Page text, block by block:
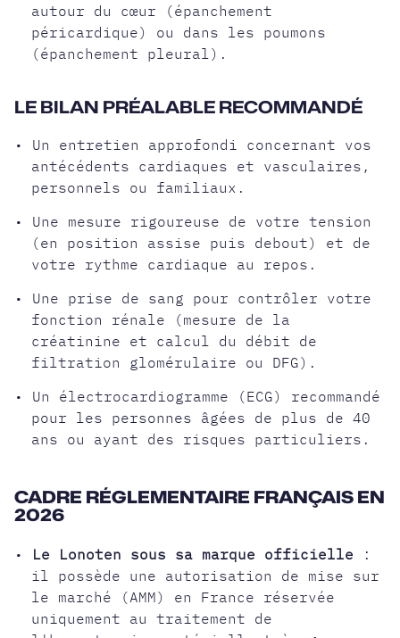
autour du cœur (épanchement
péricardique) ou dans les poumons
(épanchement pleural).
LE BILAN PRÉALABLE RECOMMANDÉ
• Un entretien approfondi concernant vos
antécédents cardiaques et vasculaires,
personnels ou familiaux.
• Une mesure rigoureuse de votre tension
(en position assise puis debout) et de
votre rythme cardiaque au repos.
• Une prise de sang pour contrôler votre
fonction rénale (mesure de la
créatinine et calcul du débit de
filtration glomérulaire ou DFG).
• Un électrocardiogramme (ECG) recommandé
pour les personnes âgées de plus de 40
ans ou ayant des risques particuliers.
CADRE RÉGLEMENTAIRE FRANÇAIS EN
2026
• Le Lonoten sous sa marque officielle :
il possède une autorisation de mise sur
le marché (AMM) en France réservée
uniquement au traitement de